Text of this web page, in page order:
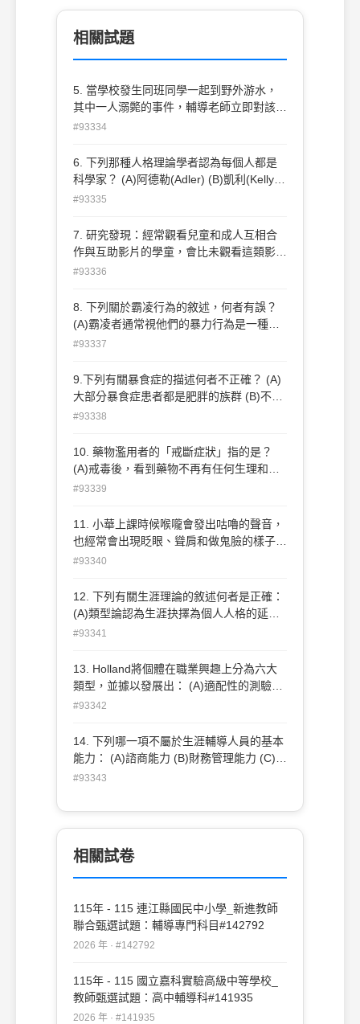
相關試題
5. 當學校發生同班同學一起到野外游水，
其中一人溺斃的事件，輔導老師立即對該生
所屬班級進行危機處理之班級輔導活動，這
級預防 (B)二級預防 (C)初級預防 (D)甲級
動員
#93334
6. 下列那種人格理論學者認為每個人都是
科學家？ (A)阿德勒(Adler) (B)凱利(Kelly)
(C)馬斯洛(Maslow) (D)史基納 (Skinner)
#93335
7. 研究發現：經常觀看兒童和成人互相合
作與互助影片的學童，會比未觀看這類影片
者更能表現合作、參與的行為，此乃印證何
Pavlov (D) Skinner
#93336
8. 下列關於霸凌行為的敘述，何者有誤？
(A)霸凌者通常視他們的暴力行為是一種英
雄氣概的表現，顯示他們對自我的評價是正
暴力類似，除了肢體外，還涉及語言、金錢
或關係的霸凌 (C)根據研究，長期觀看暴力
#93337
9.下列有關暴食症的描述何者不正確？ (A)
大部分暴食症患者都是肥胖的族群 (B)不恰
當的以自己體重去影響自尊 (C)長期下來則
等身體疾病 (D)由於整天被惡性循環的暴食
行為所佔據，患者可能長期處於憂鬱狀態
#93338
10. 藥物濫用者的「戒斷症狀」指的是？
(A)戒毒後，看到藥物不再有任何生理和心
理的特殊反應 (B)戒毒後，看到藥物會有吞
藥物時，生理會出現心悸、打哈欠、流鼻水
等症狀 (D)得不到藥物時，心理會出現煩躁
#93339
11. 小華上課時候喉嚨會發出咕嚕的聲音，
也經常會出現眨眼、聳肩和做鬼臉的樣子。
經輔導老師發現：小華不是故意的，但在被
顯，小華很可能有下列何種疾患？ (A)自閉
症 (B)亞斯伯格症 (C)妥瑞氏症 (D)對立反
#93340
12. 下列有關生涯理論的敘述何者是正確：
(A)類型論認為生涯抉擇為個人人格的延伸
(B)決策論強調個人的特質及其與生涯選擇
程，是自我觀念的發展與實踐 (D)發展論重
視生理基礎對生涯抉擇的影響
#93341
13. Holland將個體在職業興趣上分為六大
類型，並據以發展出： (A)適配性的測驗診
斷 (B)生涯信念系統 (C)生涯價值澄清系統
#93342
14. 下列哪一項不屬於生涯輔導人員的基本
能力： (A)諮商能力 (B)財務管理能力 (C)資
訊處理能力 (D)個別及團體評量能力
#93343
相關試卷
115年 - 115 連江縣國民中小學_新進教師
聯合甄選試題：輔導專門科目#142792
2026 年 · #142792
115年 - 115 國立嘉科實驗高級中等學校_
教師甄選試題：高中輔導科#141935
2026 年 · #141935